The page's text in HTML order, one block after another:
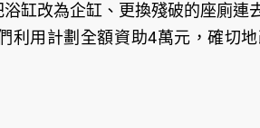
缸改為企缸、更換殘破的座廁連
利用計劃全額資助4萬元，確切